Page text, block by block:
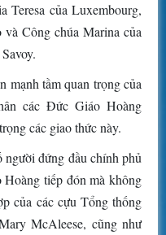
Teresa của Luxembourg,
và Công chúa Marina của
mạnh tầm quan trọng của
các Đức Giáo Hoàng
các giao thức này.
người đứng đầu chính phủ
tiếp đón mà không
của các cựu Tổng thống
McAleese, cũng như